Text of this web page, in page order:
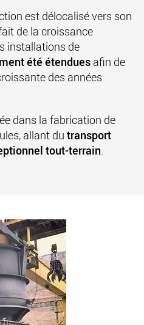
est délocalisé vers son
de la croissance
installations de
été étendues afin de
des années
dans la fabrication de
allant du transport
tout-terrain